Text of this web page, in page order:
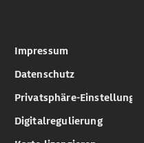
Impressum
Datenschutz
Privatsphäre-Einstellungen
Digitalregulierung